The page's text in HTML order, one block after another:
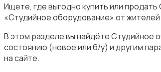
Цифровые фоторамки
Ищете, где выгодно купить или
«Студийное оборудование» от
В этом разделе вы найдёте Студийное
состоянию (новое или б/у) и другим
на сайте.